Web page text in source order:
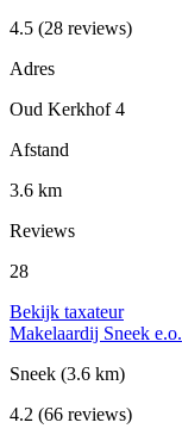
4.5 (28 reviews)
Adres
Oud Kerkhof 4
Afstand
3.6 km
Reviews
28
Bekijk taxateur
Makelaardij Sneek e.o.
Sneek (3.6 km)
4.2 (66 reviews)